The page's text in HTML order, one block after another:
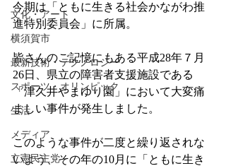
文化・アート
横須賀市
最新技術・テクノロジー
スポーツ・オリンピック
生活
メディア
立憲民主党
今期は「ともに生きる社会かながわ推
進特別委員会」に所属。
皆さんのご記憶にもある平成28年７月
26日、県立の障害者支援施設である
「津久井やまゆり園」において大変痛
ましい事件が発生しました。
このような事件が二度と繰り返されな
いよう、その年の10月に「ともに生き